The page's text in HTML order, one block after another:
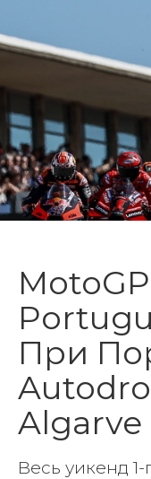
При
Algarve
Весь уикенд